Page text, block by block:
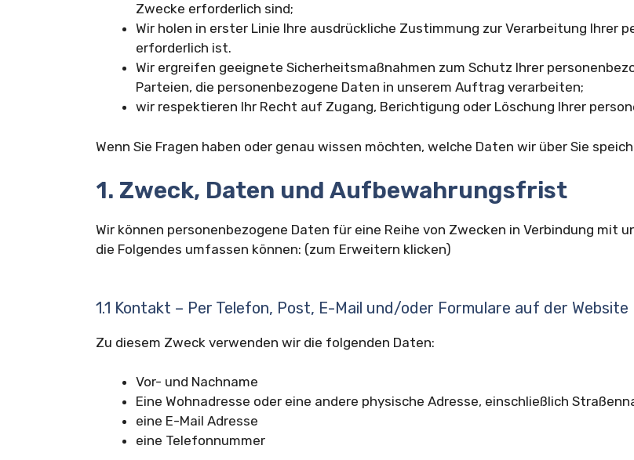
Zwecke erforderlich sind;
Wir holen in erster Linie Ihre ausdrückliche Zustimmung zur Verarbeitung Ihrer
erforderlich ist.
Wir ergreifen geeignete Sicherheitsmaßnahmen zum Schutz Ihrer
Parteien, die personenbezogene Daten in unserem Auftrag verarbeiten;
wir respektieren Ihr Recht auf Zugang, Berichtigung oder Löschung Ihrer
Wenn Sie Fragen haben oder genau wissen möchten, welche Daten wir über Sie
1. Zweck, Daten und Aufbewahrungsfrist
Wir können personenbezogene Daten für eine Reihe von Zwecken in Verbindung mit
die Folgendes umfassen können: (zum Erweitern klicken)
1.1 Kontakt – Per Telefon, Post, E-Mail und/oder Formulare auf der Website
Zu diesem Zweck verwenden wir die folgenden Daten:
Vor- und Nachname
Eine Wohnadresse oder eine andere physische Adresse, einschließlich
eine E-Mail Adresse
eine Telefonnummer